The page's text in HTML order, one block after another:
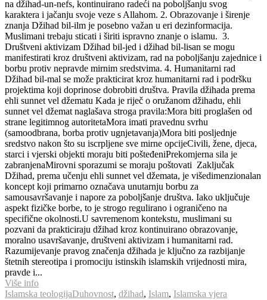
na džihad-un-nefs, kontinuirano radeći na poboljšanju svog
karaktera i jačanju svoje veze s Allahom. 2. Obrazovanje i širenje
znanja Džihad bil-ilm je posebno važan u eri dezinformacija.
Muslimani trebaju sticati i širiti ispravno znanje o islamu. 3.
Društveni aktivizam Džihad bil-jed i džihad bil-lisan se mogu
manifestirati kroz društveni aktivizam, rad na poboljšanju zajednice i
borbu protiv nepravde mirnim sredstvima. 4. Humanitarni rad
Džihad bil-mal se može prakticirat kroz humanitarni rad i podršku
projektima koji doprinose dobrobiti društva. Pravila džihada prema
ehli sunnet vel džematu Kada je riječ o oružanom džihadu, ehli
sunnet vel džemat naglašava stroga pravila:Mora biti proglašen od
strane legitimnog autoritetaMora imati pravednu svrhu
(samoodbrana, borba protiv ugnjetavanja)Mora biti posljednje
sredstvo nakon što su iscrpljene sve mirne opcijeCivili, žene, djeca,
starci i vjerski objekti moraju biti pošteđeniPrekomjerna sila je
zabranjenaMirovni sporazumi se moraju poštovati Zaključak
Džihad, prema učenju ehli sunnet vel džemata, je višedimenzionalan
koncept koji primarno označava unutarnju borbu za
samousavršavanje i napore za poboljšanje društva. Iako uključuje
aspekt fizičke borbe, to je strogo regulirano i ograničeno na
specifične okolnosti.U savremenom kontekstu, muslimani su
pozvani da prakticiraju džihad kroz kontinuirano obrazovanje,
moralno usavršavanje, društveni aktivizam i humanitarni rad.
Razumijevanje pravog značenja džihada je ključno za razbijanje
štetnih stereotipa i promociju istinskih islamskih vrijednosti mira,
pravde i...
Više info
Islamska teologijaDuhovnost, džihad, Islam, Islamska vjera